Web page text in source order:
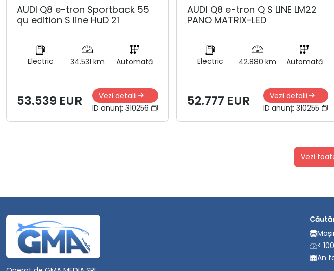
AUDI Q8 e-tron Sportback 55
qu edition S line HuD 21
Electric 34.531 km Automată
53.539 EUR
Vezi detalii
ID anunț: 310256
AUDI Q8 e-tron Q S LINE LM22
PANO MATRIX-LED
Electric 42.880 km Automată
52.777 EUR
Vezi detalii
ID anunț: 310255
Vezi
<
An